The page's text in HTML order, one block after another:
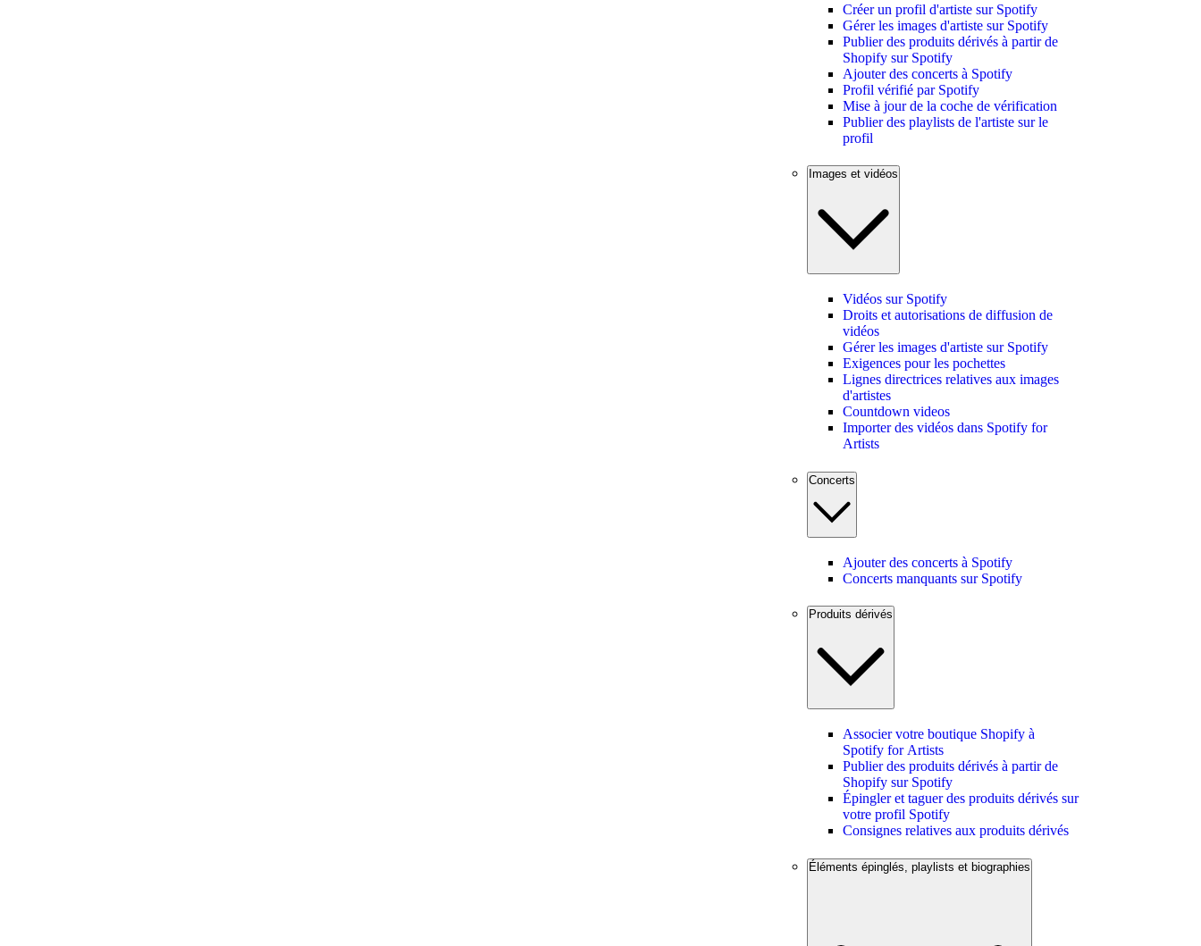
Créer un profil d'artiste sur Spotify
Gérer les images d'artiste sur Spotify
Publier des produits dérivés à partir de
Shopify sur Spotify
Ajouter des concerts à Spotify
Profil vérifié par Spotify
Mise à jour de la coche de vérification
Publier des playlists de l'artiste sur le
profil
Images et vidéos
Vidéos sur Spotify
Droits et autorisations de diffusion de
vidéos
Gérer les images d'artiste sur Spotify
Exigences pour les pochettes
Lignes directrices relatives aux images
d'artistes
Countdown videos
Importer des vidéos dans Spotify for
Artists
Concerts
Ajouter des concerts à Spotify
Concerts manquants sur Spotify
Produits dérivés
Associer votre boutique Shopify à
Spotify for Artists
Publier des produits dérivés à partir de
Shopify sur Spotify
Épingler et taguer des produits dérivés sur
votre profil Spotify
Consignes relatives aux produits dérivés
Éléments épinglés, playlists et biographies